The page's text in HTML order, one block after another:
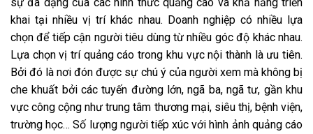
khai tại nhiều vị trí khác nhau. Doanh nghiệp có nhiều lựa
chọn để tiếp cận người tiêu dùng từ nhiều góc độ khác nhau.
Lựa chọn vị trí quảng cáo trong khu vực nội thành là ưu tiên.
Bởi đó là nơi đón được sự chú ý của người xem mà không bị
che khuất bởi các tuyến đường lớn, ngã ba, ngã tư, gần khu
vực công cộng như trung tâm thương mại, siêu thị, bệnh viện,
trường học… Số lượng người tiếp xúc với hình ảnh quảng cáo